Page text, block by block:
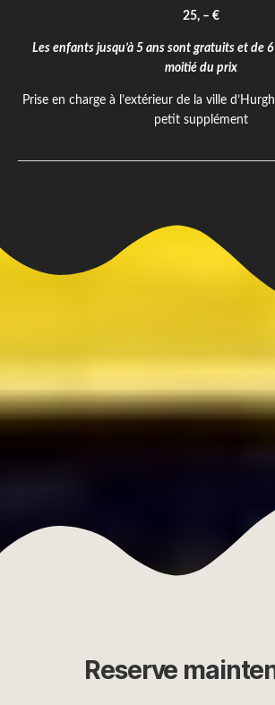
25, – €
Les enfants jusqu’à 5 ans sont gratuits et de
moitié du prix
Prise en charge à l’extérieur de la ville
petit supplément
Reserve